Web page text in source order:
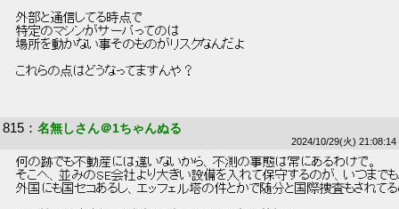
外部と通信してる時点で
特定のマシンがサーバってのは
場所を動かない事そのものがリスクなんだよ
これらの点はどうなってますんや？
815 ： 名無しさん＠1ちゃんぬる
2024/10/29(火) 21:08:14
何の跡でも不動産には違いないから、不測の事態は常にあるわけで。
そこへ、並みのSE会社より大きい設備を入れて保守するのが、いつまで
外国にも国セコあるし、エッフェル塔の件とかで随分と国際捜査もされて